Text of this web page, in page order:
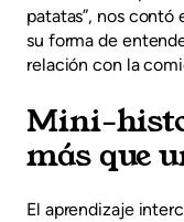
patatas”, nos contó
su forma de
relación con la
Mini-
más que
El aprendizaje